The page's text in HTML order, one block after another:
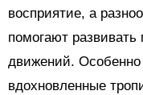
восприятие, а
помогают
движений.
вдохновленные